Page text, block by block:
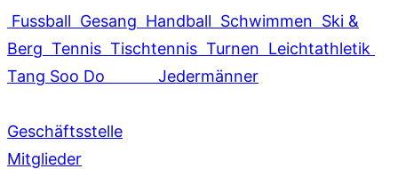
Fussball Gesang Handball Schwimmen Ski &
Berg Tennis Tischtennis Turnen Leichtathletik
Tang Soo Do
Jedermänner
Geschäftsstelle
Mitglieder